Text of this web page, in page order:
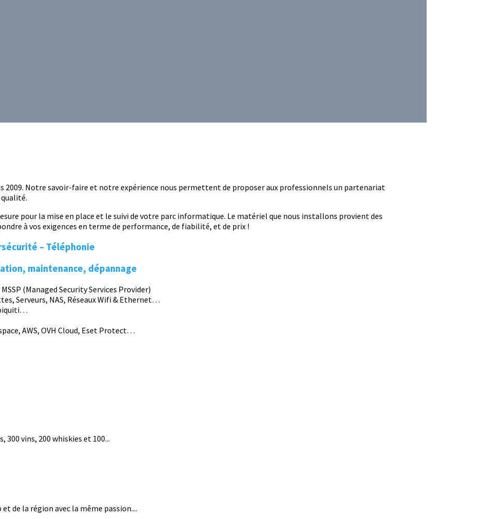
2009. Notre savoir-faire et notre expérience nous permettent de proposer aux professionnels un partenariat
pour la mise en place et le suivi de votre parc informatique. Le matériel que nous installons provient des
à vos exigences en terme de performance, de fiabilité, et de prix !
– Téléphonie
maintenance, dépannage
(Managed Security Services Provider)
Serveurs, NAS, Réseaux Wifi & Ethernet…
AWS, OVH Cloud, Eset Protect…
300 vins, 200 whiskies et 100...
de la région avec la même passion....